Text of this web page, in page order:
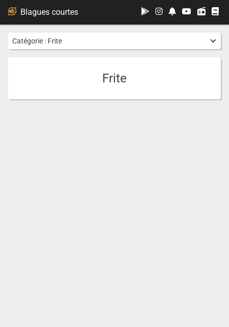
Catégorie : Frite
Frite
Blagues courtes